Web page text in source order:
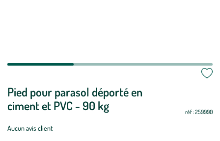
Pied pour parasol déporté en
ciment et PVC - 90 kg
réf : 259990
Aucun avis client
Mettre
jour
Mettre
jour